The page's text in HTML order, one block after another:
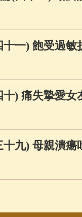
十一) 飽受過
十) 痛失摯愛
十九) 母親潰